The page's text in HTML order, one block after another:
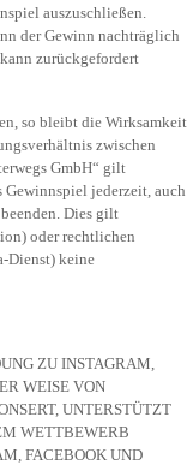
auszuschließen.
der Gewinn nachträglich
zurückgefordert
so bleibt die Wirksamkeit
zwischen
GmbH“ gilt
Gewinnspiel jederzeit, auch
Dies gilt
oder rechtlichen
Dienst) keine
ZU INSTAGRAM,
WEISE VON
UNTERSTÜTZT
WETTBEWERB
FACEBOOK UND